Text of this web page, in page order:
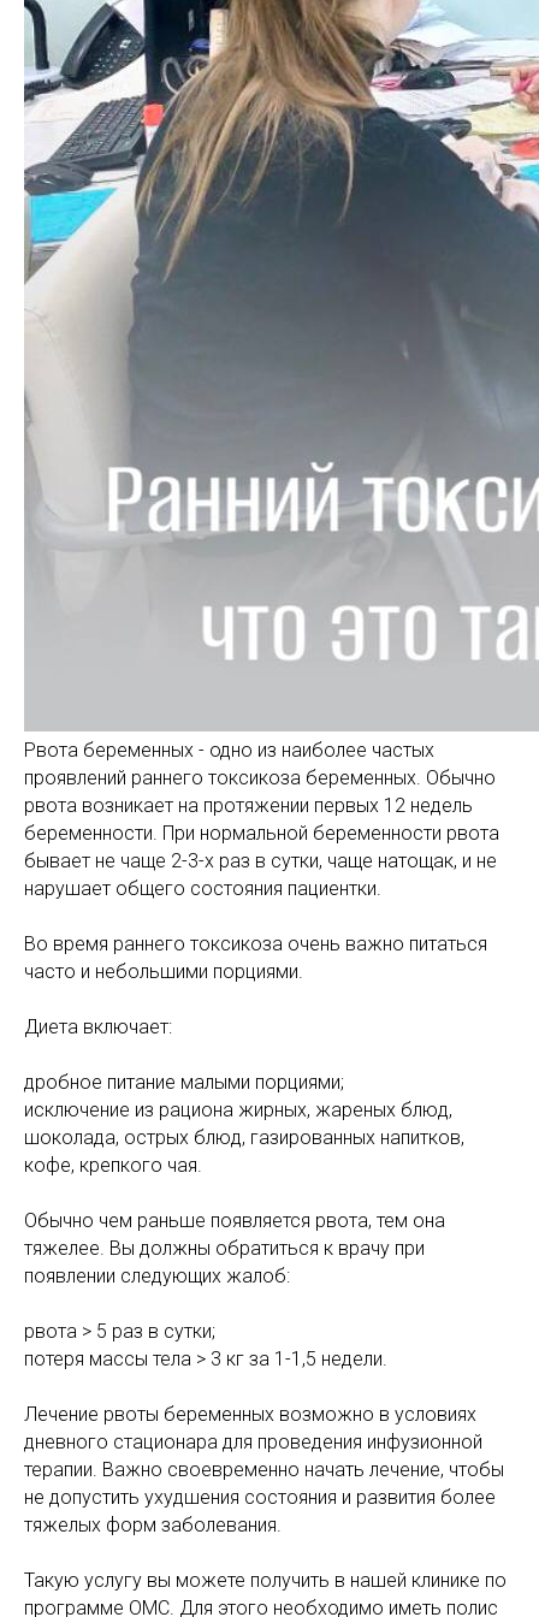
Рвота беременных - одно из наиболее частых
проявлений раннего токсикоза беременных. Обычно
рвота возникает на протяжении первых 12 недель
беременности. При нормальной беременности рвота
бывает не чаще 2-3-х раз в сутки, чаще натощак, и не
нарушает общего состояния пациентки.
Во время раннего токсикоза очень важно питаться
часто и небольшими порциями.
Диета включает:
дробное питание малыми порциями;
исключение из рациона жирных, жареных блюд,
шоколада, острых блюд, газированных напитков,
кофе, крепкого чая.
Обычно чем раньше появляется рвота, тем она
тяжелее. Вы должны обратиться к врачу при
появлении следующих жалоб:
рвота > 5 раз в сутки;
потеря массы тела > 3 кг за 1-1,5 недели.
Лечение рвоты беременных возможно в условиях
дневного стационара для проведения инфузионной
терапии. Важно своевременно начать лечение, чтобы
не допустить ухудшения состояния и развития более
тяжелых форм заболевания.
Такую услугу вы можете получить в нашей клинике по
программе ОМС. Для этого необходимо иметь полис